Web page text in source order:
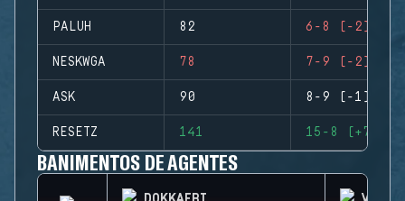
PALUH 82 6-8 (-2)
NESKWGA 78 7-9 (-2)
ASK 90 8-9 (-1)
RESETZ 141 15-8 (+7)
BANIMENTOS DE AGENTES